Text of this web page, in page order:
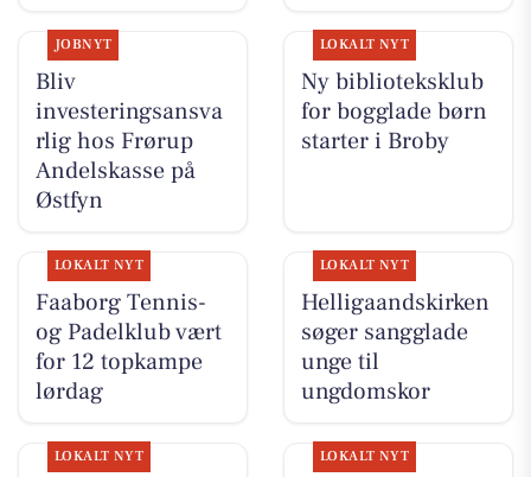
JOBNYT
Bliv
investeringsansva
rlig hos Frørup
Andelskasse på
Østfyn
LOKALT NYT
Ny biblioteksklub
for bogglade børn
starter i Broby
LOKALT NYT
Faaborg Tennis-
og Padelklub vært
for 12 topkampe
lørdag
LOKALT NYT
Helligaandskirken
søger sangglade
unge til
ungdomskor
LOKALT NYT LOKALT NYT